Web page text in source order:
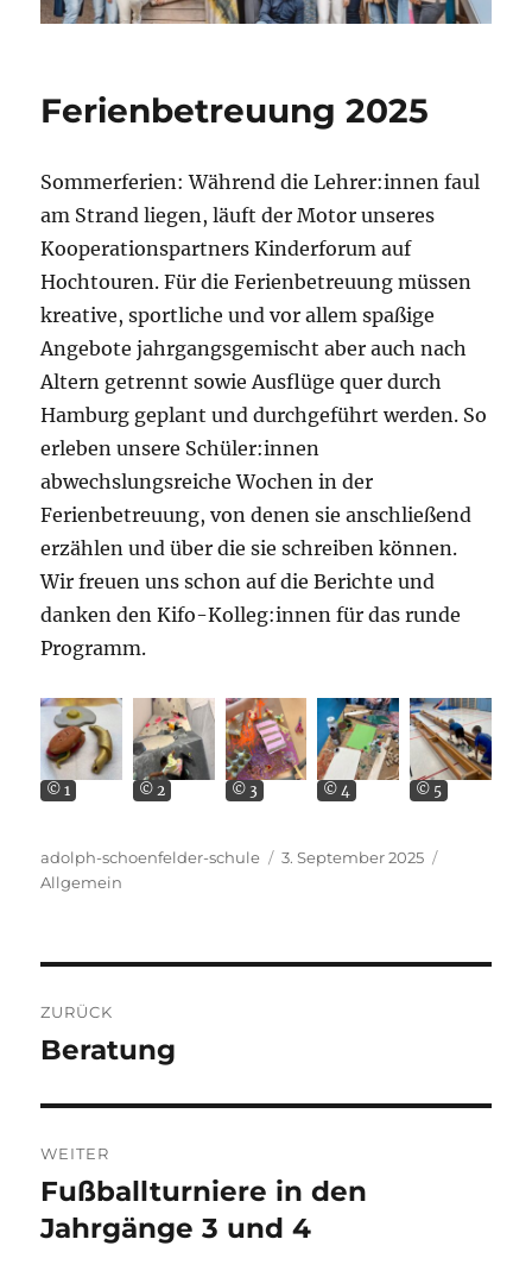
Ferienbetreuung 2025
Sommerferien: Während die Lehrer:innen faul
am Strand liegen, läuft der Motor unseres
Kooperationspartners Kinderforum auf
Hochtouren. Für die Ferienbetreuung müssen
kreative, sportliche und vor allem spaßige
Angebote jahrgangsgemischt aber auch nach
Altern getrennt sowie Ausflüge quer durch
Hamburg geplant und durchgeführt werden. So
erleben unsere Schüler:innen
abwechslungsreiche Wochen in der
Ferienbetreuung, von denen sie anschließend
erzählen und über die sie schreiben können.
Wir freuen uns schon auf die Berichte und
danken den Kifo-Kolleg:innen für das runde
Programm.
© 1 © 2 © 3 © 4 © 5
Autor
adolph-schoenfelder-schule
Veröffentlicht
3. September 2025
Allgemein
ZURÜCK
Vorheriger
Beratung
WEITER
Nächster
Beitrag:
Fußballturniere in den
Jahrgänge 3 und 4